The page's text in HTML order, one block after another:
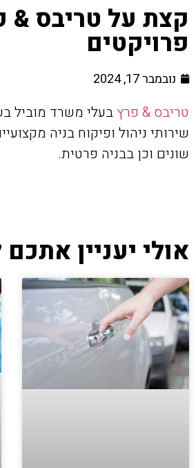
קצת על טריבס &
פרויקטים
נובמבר 17, 2024
טריבס & פרץ בעלי משרד מוביל
שירותי ניהול ופיקוח בניה
שונים וכן בבניה פרטית.
אולי יעניין